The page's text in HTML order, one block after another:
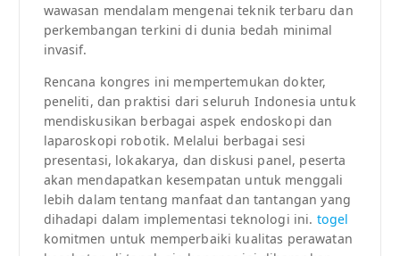
wawasan mendalam mengenai teknik terbaru dan
perkembangan terkini di dunia bedah minimal
invasif.
Rencana kongres ini mempertemukan dokter,
peneliti, dan praktisi dari seluruh Indonesia untuk
mendiskusikan berbagai aspek endoskopi dan
laparoskopi robotik. Melalui berbagai sesi
presentasi, lokakarya, dan diskusi panel, peserta
akan mendapatkan kesempatan untuk menggali
lebih dalam tentang manfaat dan tantangan yang
dihadapi dalam implementasi teknologi ini. togel
komitmen untuk memperbaiki kualitas perawatan